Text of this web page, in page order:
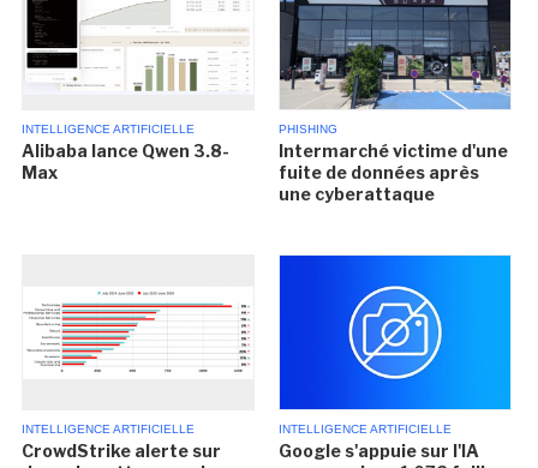
INTELLIGENCE ARTIFICIELLE
Alibaba lance Qwen 3.8-
Max
PHISHING
Intermarché victime d'une
fuite de données après
une cyberattaque
INTELLIGENCE ARTIFICIELLE
CrowdStrike alerte sur
INTELLIGENCE ARTIFICIELLE
Google s'appuie sur l'IA